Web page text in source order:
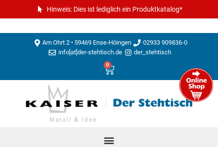
Hinweis: Dies ist lediglich ein Produktkatalog*
Am Ohrt 2 • 59469 Ense-Höingen
02933 909836-0
info[at]der-stehtisch.de
der_stehtisch
0